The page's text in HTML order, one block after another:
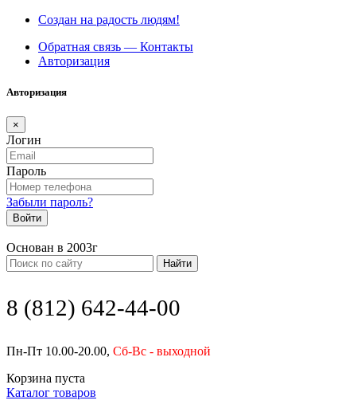
Создан на радость людям!
Обратная связь — Контакты
Авторизация
Авторизация
×
Логин
Пароль
Забыли пароль?
Войти
Основан в 2003г
Найти
8 (812) 642-44-00
Пн-Пт 10.00-20.00, Сб-Вс - выходной
Корзина пуста
Каталог товаров